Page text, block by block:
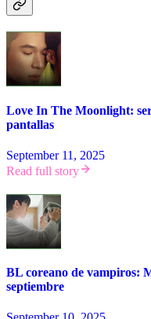
Love In The Moonlight:
pantallas
September 11, 2025
Read full story
BL coreano de vampiros:
septiembre